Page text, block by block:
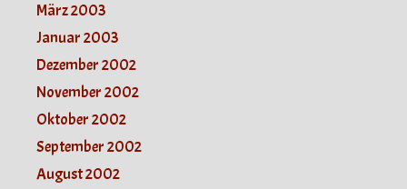
März 2003
Januar 2003
Dezember 2002
November 2002
Oktober 2002
September 2002
August 2002